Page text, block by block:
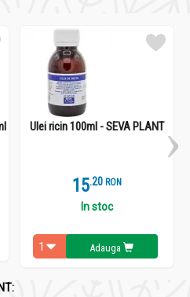
Ulei ricin 100ml - SEVA PLANT
15.2 RON
In stoc
Adauga